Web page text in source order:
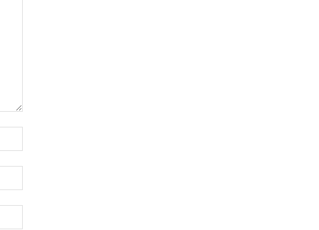
почта:*
Сайт: